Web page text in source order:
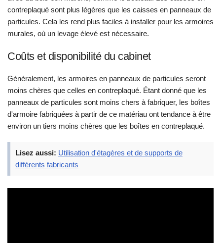
contreplaqué sont plus légères que les caisses en panneaux de
particules. Cela les rend plus faciles à installer pour les armoires
murales, où un levage élevé est nécessaire.
Coûts et disponibilité du cabinet
Généralement, les armoires en panneaux de particules seront
moins chères que celles en contreplaqué. Étant donné que les
panneaux de particules sont moins chers à fabriquer, les boîtes
d'armoire fabriquées à partir de ce matériau ont tendance à être
environ un tiers moins chères que les boîtes en contreplaqué.
Lisez aussi: Utilisation d'étagères et de supports de
différents fabricants